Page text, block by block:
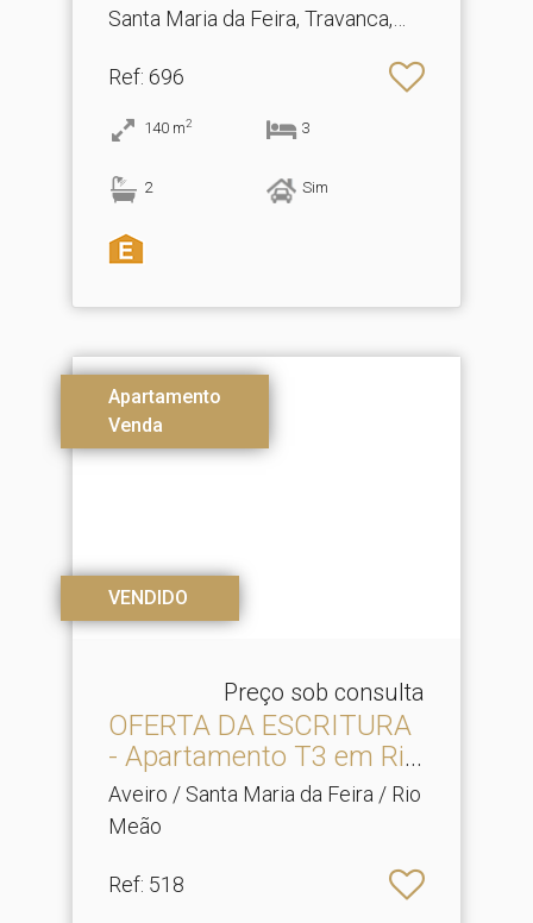
Santa Maria da Feira, Travanca,
Ref: 696
140 m2 3
2 Sim
Apartamento
Venda
VENDIDO
Preço sob consulta
OFERTA DA ESCRITURA
- Apartamento T3 em Rio
M.​..
Aveiro / Santa Maria da Feira / Rio
Meão
Ref: 518